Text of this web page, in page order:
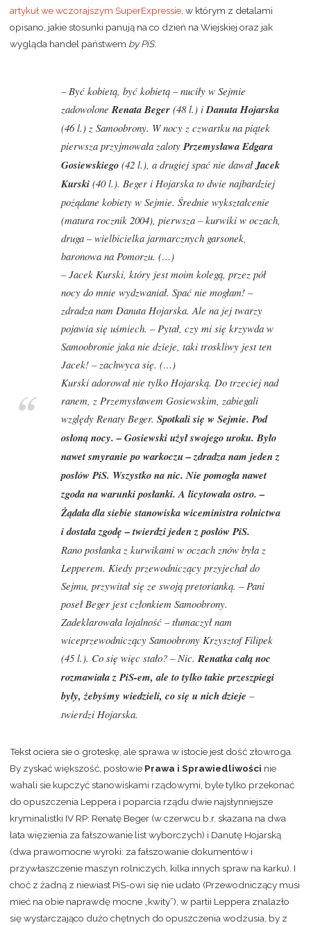
artykuł we wczorajszym SuperExpressie, w którym z detalami
opisano, jakie stosunki panują na co dzień na Wiejskiej oraz jak
wygląda handel państwem by PiS:
– Być kobietą, być kobietą – nuciły w Sejmie
zadowolone Renata Beger(48 l.) iDanuta Hojarska
(46 l.) z Samoobrony. W nocy z czwartku na piątek
pierwsza przyjmowała zalotyPrzemysława Edgara
Gosiewskiego(42 l.), a drugiej spać nie dawałJacek
Kurski (40 l.). Beger i Hojarska to dwie najbardziej
pożądane kobiety w Sejmie. Średnie wykształcenie
(matura rocznik 2004), pierwsza –kurwiki w oczach,
druga –wielbicielka jarmarcznych garsonek,
baronowa na Pomorzu. (…)
– Jacek Kurski, który jest moim kolegą, przez pół
nocy do mnie wydzwaniał. Spać nie mogłam! –
zdradza nam Danuta Hojarska. Ale na jej twarzy
pojawia się uśmiech. – Pytał, czy mi się krzywda w
Samoobronie jaka nie dzieje, taki troskliwy jest ten
Jacek! – zachwyca się. (…)
Kurski adorował nie tylko Hojarską. Do trzeciej nad
ranem, z Przemysławem Gosiewskim, zabiegali
względy Renaty Beger. Spotkali się w Sejmie. Pod
osłoną nocy. – Gosiewski użył swojego uroku. Było
nawet smyranie po warkoczu – zdradza nam jeden z
posłów PiS. Wszystko na nic. Nie pomogła nawet
zgoda na warunki posłanki. A licytowała ostro. –
Żądała dla siebie stanowiska wiceministra rolnictwa
i dostała zgodę – twierdzi jeden z posłów PiS.
Rano posłanka z kurwikami w oczach znów była z
Lepperem. Kiedy przewodniczący przyjechał do
Sejmu, przywitał się ze swoją pretorianką. – Pani
poseł Beger jest członkiem Samoobrony.
Zadeklarowała lojalność – tłumaczył nam
wiceprzewodniczący Samoobrony Krzysztof Filipek
(45 l.). Co się więc stało? – Nic. Renatka całą noc
rozmawiała z PiS-em, ale to tylko takie przeszpiegi
były, żebyśmy wiedzieli, co się u nich dzieje –
twierdzi Hojarska.
Tekst ociera sie o groteskę, ale sprawa w istocie jest dość złowroga.
By zyskać większość, posłowie Prawa i Sprawiedliwości nie
wahali sie kupczyć stanowiskami rządowymi, byle tylko przekonać
do opuszczenia Leppera i poparcia rządu dwie najsłynniejsze
kryminalistki IV RP: Renatę Beger (w czerwcu b.r. skazana na dwa
lata więzienia za fałszowanie list wyborczych) i Danutę Hojarską
(dwa prawomocne wyroki: za fałszowanie dokumentów i
przywłaszczenie maszyn rolniczych, kilka innych spraw na karku). I
choć z żadną z niewiast PiS-owi się nie udało (Przewodniczący musi
mieć na obie naprawdę mocne „kwity”), w partii Leppera znalazło
się wystarczająco dużo chętnych do opuszczenia wodzusia, by z